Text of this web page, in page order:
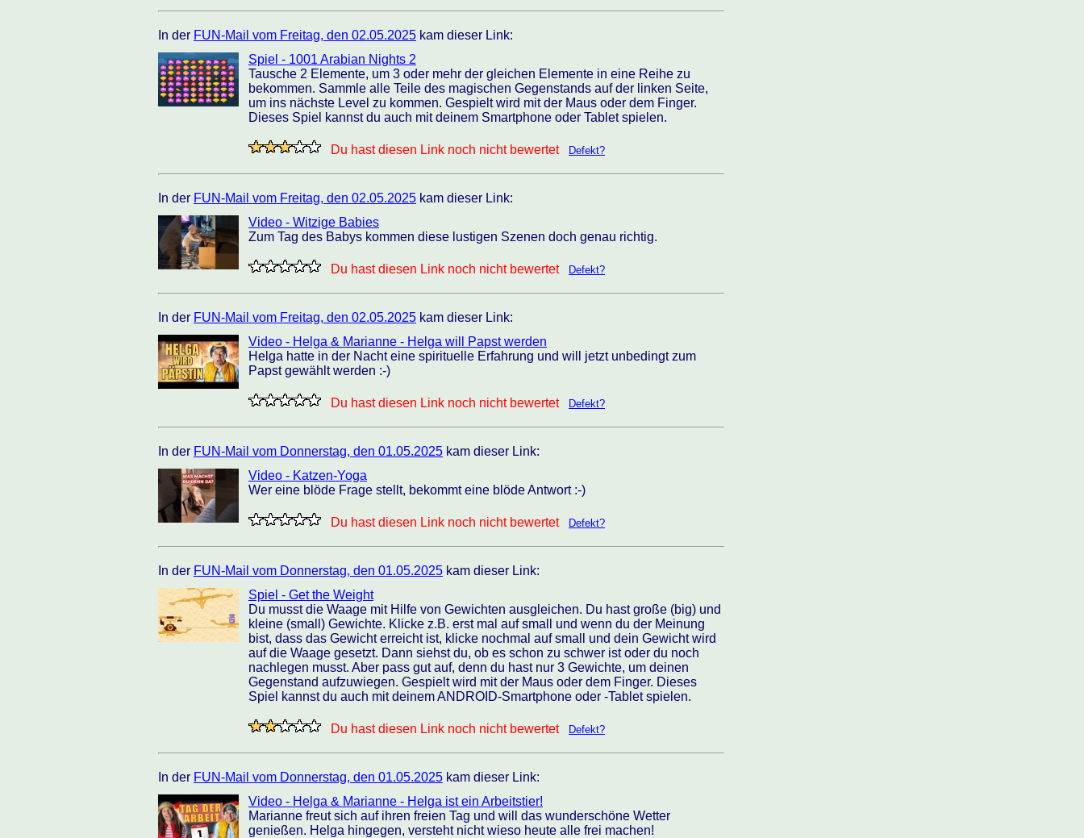
In der FUN-Mail vom Freitag, den 02.05.2025 kam dieser Link:
Spiel - 1001 Arabian Nights 2
Tausche 2 Elemente, um 3 oder mehr der gleichen Elemente in eine Reihe zu
bekommen. Sammle alle Teile des magischen Gegenstands auf der linken Seite,
um ins nächste Level zu kommen. Gespielt wird mit der Maus oder dem Finger.
Dieses Spiel kannst du auch mit deinem Smartphone oder Tablet spielen.
Du hast diesen Link noch nicht bewertet Defekt?
In der FUN-Mail vom Freitag, den 02.05.2025 kam dieser Link:
Video - Witzige Babies
Zum Tag des Babys kommen diese lustigen Szenen doch genau richtig.
Du hast diesen Link noch nicht bewertet Defekt?
In der FUN-Mail vom Freitag, den 02.05.2025 kam dieser Link:
Video - Helga & Marianne - Helga will Papst werden
Helga hatte in der Nacht eine spirituelle Erfahrung und will jetzt unbedingt zum
Papst gewählt werden :-)
Du hast diesen Link noch nicht bewertet Defekt?
In der FUN-Mail vom Donnerstag, den 01.05.2025 kam dieser Link:
Video - Katzen-Yoga
Wer eine blöde Frage stellt, bekommt eine blöde Antwort :-)
Du hast diesen Link noch nicht bewertet Defekt?
In der FUN-Mail vom Donnerstag, den 01.05.2025 kam dieser Link:
Spiel - Get the Weight
Du musst die Waage mit Hilfe von Gewichten ausgleichen. Du hast große (big) und
kleine (small) Gewichte. Klicke z.B. erst mal auf small und wenn du der Meinung
bist, dass das Gewicht erreicht ist, klicke nochmal auf small und dein Gewicht wird
auf die Waage gesetzt. Dann siehst du, ob es schon zu schwer ist oder du noch
nachlegen musst. Aber pass gut auf, denn du hast nur 3 Gewichte, um deinen
Gegenstand aufzuwiegen. Gespielt wird mit der Maus oder dem Finger. Dieses
Spiel kannst du auch mit deinem ANDROID-Smartphone oder -Tablet spielen.
Du hast diesen Link noch nicht bewertet Defekt?
In der FUN-Mail vom Donnerstag, den 01.05.2025 kam dieser Link:
Video - Helga & Marianne - Helga ist ein Arbeitstier!
Marianne freut sich auf ihren freien Tag und will das wunderschöne Wetter
genießen. Helga hingegen, versteht nicht wieso heute alle frei machen!